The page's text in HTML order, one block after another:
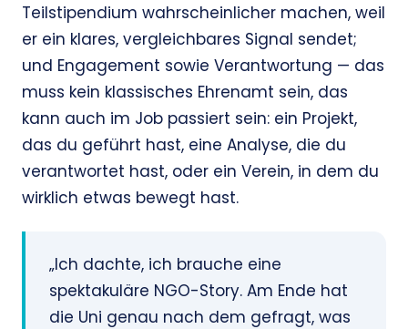
Teilstipendium wahrscheinlicher machen, weil
er ein klares, vergleichbares Signal sendet;
und Engagement sowie Verantwortung — das
muss kein klassisches Ehrenamt sein, das
kann auch im Job passiert sein: ein Projekt,
das du geführt hast, eine Analyse, die du
verantwortet hast, oder ein Verein, in dem du
wirklich etwas bewegt hast.
„Ich dachte, ich brauche eine
spektakuläre NGO-Story. Am Ende hat
die Uni genau nach dem gefragt, was